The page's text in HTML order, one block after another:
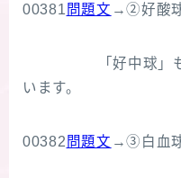
00381 問題文 →②好酸
「好中球」も「
います。
00382 問題文 →③白血